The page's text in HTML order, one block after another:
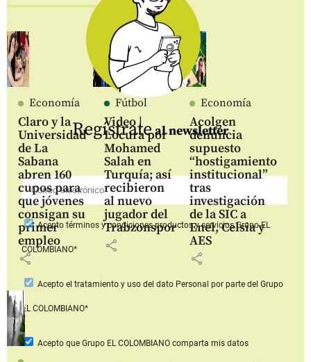
Economía
Claro y la
Universidad
de La
Sabana
abren 160
cupos para
que jóvenes
consigan su
primer
empleo
share
Fútbol
Video |
Locura por
Mohamed
Salah en
Turquía; así
recibieron
al nuevo
jugador del
Trabzonspor
share
Economía
Acolgen
denuncia
supuesto
“hostigamiento
institucional”
tras
investigación
de la SIC a
Enel, Celsia y
AES
share
Regístrateal newsletter
Aceptotérminos y condiciones productos y serviciosGrupo EL
COLOMBIANO*
Acepto el tratamiento y uso del dato Personal por parte del Grupo
EL COLOMBIANO*
Acepto que Grupo EL COLOMBIANOcomparta mis datos